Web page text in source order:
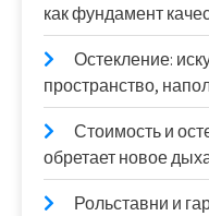
как фундамент
Остекление:
пространство,
Стоимость и
обретает новое
Рольставни и